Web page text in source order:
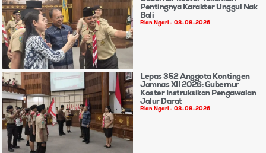
Pentingnya Karakter Unggul Nak
Bali
Rian Ngari 08-08-2026
Lepas 352 Anggota Kontingen
Jamnas XII 2026: Gubernur
Koster Instruksikan Pengawalan
Jalur Darat
Rian Ngari 08-08-2026